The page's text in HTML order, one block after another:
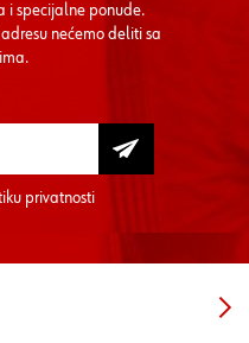
i specijalne ponude.
nećemo deliti sa
privatnosti